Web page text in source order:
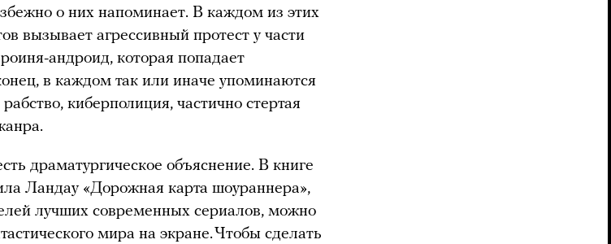
о них напоминает. В каждом из этих
вызывает агрессивный протест у части
андроид, которая попадает
в каждом так или иначе упоминаются
киберполиция, частично стертая
драматургическое объяснение. В книге
Ландау «Дорожная карта шоураннера»,
лучших современных сериалов, можно
мира на экране. Чтобы сделать